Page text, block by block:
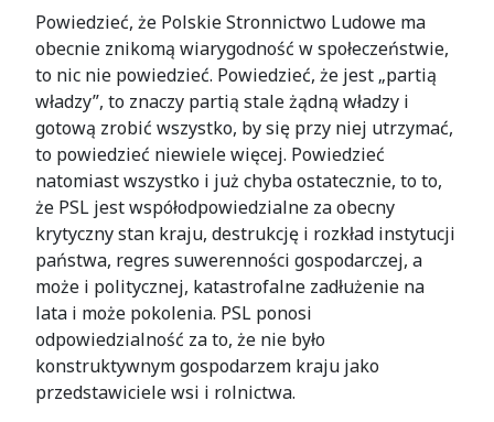
Powiedzieć, że Polskie Stronnictwo Ludowe ma
obecnie znikomą wiarygodność w społeczeństwie,
to nic nie powiedzieć. Powiedzieć, że jest „partią
władzy”, to znaczy partią stale żądną władzy i
gotową zrobić wszystko, by się przy niej utrzymać,
to powiedzieć niewiele więcej. Powiedzieć
natomiast wszystko i już chyba ostatecznie, to to,
że PSL jest współodpowiedzialne za obecny
krytyczny stan kraju, destrukcję i rozkład instytucji
państwa, regres suwerenności gospodarczej, a
może i politycznej, katastrofalne zadłużenie na
lata i może pokolenia. PSL ponosi
odpowiedzialność za to, że nie było
konstruktywnym gospodarzem kraju jako
przedstawiciele wsi i rolnictwa.